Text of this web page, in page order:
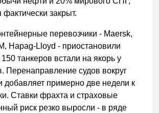
фактически закрыт.
перевозчики - Maersk,
Hapag-Lloyd - приостановили
танкеров встали на якорь у
Перенаправление судов вокруг
примерно две недели к
Ставки фрахта и страховые
риск резко выросли - в ряде